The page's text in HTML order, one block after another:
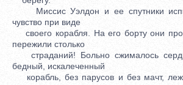
Миссис Уэлдон и ее спутники
чувство при виде
своего корабля. На его борту они
пережили столько
страданий! Больно сжималось
бедный, искалеченный
корабль, без парусов и без мачт,